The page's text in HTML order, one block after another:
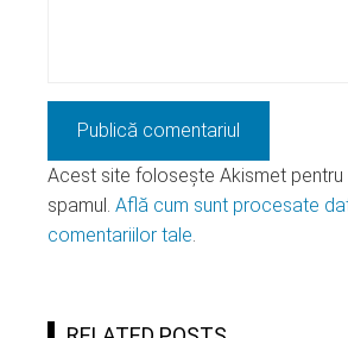
Acest site folosește Akismet pentru
spamul. Află cum sunt procesate
comentariilor tale.